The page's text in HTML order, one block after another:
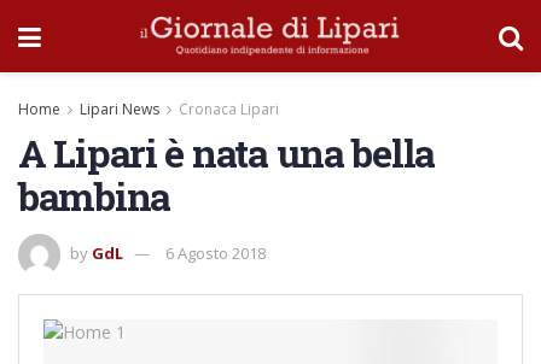
Home Lipari News Cronaca Lipari
A Lipari è nata una bella
bambina
by GdL 6 Agosto 2018